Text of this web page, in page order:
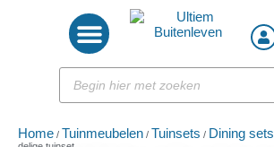
Home / Tuinmeubelen / Tuinsets / Dining sets